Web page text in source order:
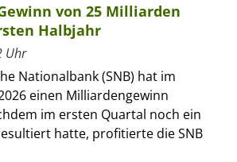
von 25 Milliarden
Halbjahr
Uhr
Nationalbank (SNB) hat im
einen Milliardengewinn
im ersten Quartal noch ein
hatte, profitierte die SNB